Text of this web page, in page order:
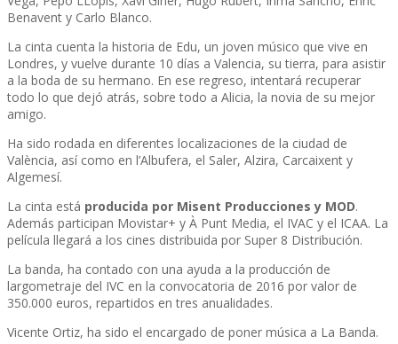
Benavent y Carlo Blanco.
La cinta cuenta la historia de Edu, un joven músico que vive en
Londres, y vuelve durante 10 días a Valencia, su tierra, para asistir
a la boda de su hermano. En ese regreso, intentará recuperar
todo lo que dejó atrás, sobre todo a Alicia, la novia de su mejor
amigo.
Ha sido rodada en diferentes localizaciones de la ciudad de
València, así como en l’Albufera, el Saler, Alzira, Carcaixent y
Algemesí.
La cinta está producida por Misent Producciones y MOD.
Además participan Movistar+ y À Punt Media, el IVAC y el ICAA. La
película llegará a los cines distribuida por Super 8 Distribución.
La banda, ha contado con una ayuda a la producción de
largometraje del IVC en la convocatoria de 2016 por valor de
350.000 euros, repartidos en tres anualidades.
Vicente Ortiz, ha sido el encargado de poner música a La Banda.